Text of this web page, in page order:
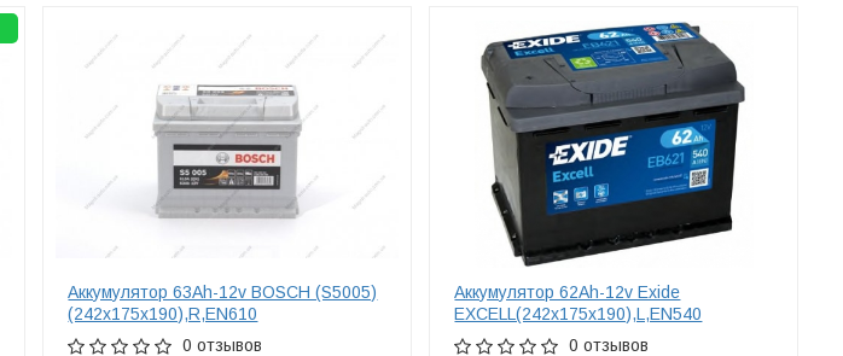
Аккумулятор 63Ah-12v BOSCH (S5005)
(242x175x190),R,EN610
0 отзывов
Аккумулятор 62Ah-12v Exide
EXCELL(242х175х190),L,EN540
0 отзывов